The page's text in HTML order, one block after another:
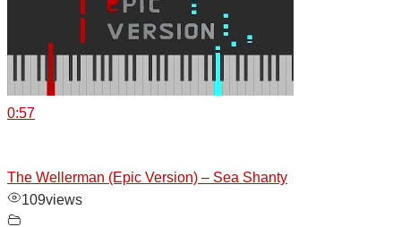
0:57
The Wellerman (Epic Version) – Sea Shanty
109views